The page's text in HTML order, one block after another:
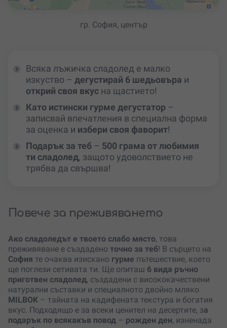
гр. София, център
Всяка лъжичка сладолед е малко
изкуство – дегустирай 6 шедьовъра и
открий своя вкус на щастието!
Като истински гурме дегустатор –
записвай впечатления в специална форма
за оценка и избери своя фаворит!
Подарък за теб – 500 грама от любимия
ти сладолед, защото удоволствието не
трябва да свършва!
Повече за преживяването
Ако сладоледът е твоето слабо място, това
преживяване е създадено точно за теб! В сърцето на
София те очаква изискано гурме пътешествие, което
ще поглези сетивата ти. Ще опиташ 6 вида ръчно
приготвен сладолед, създадени с висококачествени
натурални съставки и специалното двойно мляко
MILBOK – тайната на кадифената текстура и богатия
вкус. Подходящо е за всеки ценител на десертите, за
подарък по всякакъв повод – рожден ден, изненада